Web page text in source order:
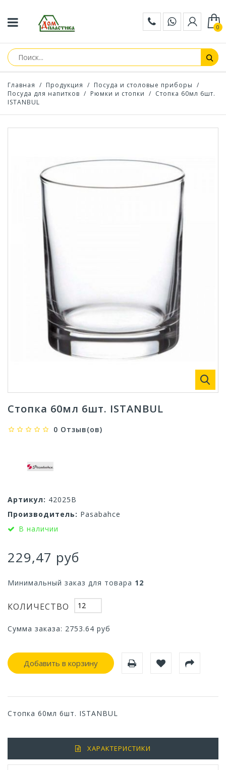
0
Главная / Продукция / Посуда и столовые приборы /
Посуда для напитков / Рюмки и стопки / Стопка 60мл 6шт.
ISTANBUL
Стопка 60мл 6шт. ISTANBUL
0 Отзыв(ов)
Артикул: 42025B
Производитель: Pasabahce
В наличии
229,47 руб
Минимальный заказ для товара 12
КОЛИЧЕСТВО
Сумма заказа: 2753.64 руб
Добавить в корзину
Стопка 60мл 6шт. ISTANBUL
ХАРАКТЕРИСТИКИ